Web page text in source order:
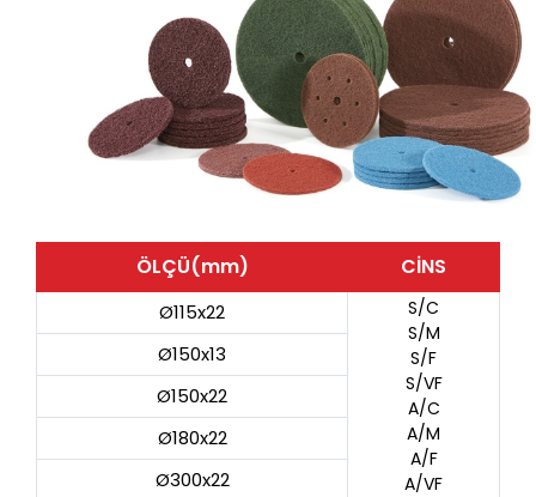
ÖLÇÜ(mm) CİNS
Ø115x22
S/C
S/M
S/F
S/VF
A/C
A/M
A/F
A/VF
Ø150x13
Ø150x22
Ø180x22
Ø300x22